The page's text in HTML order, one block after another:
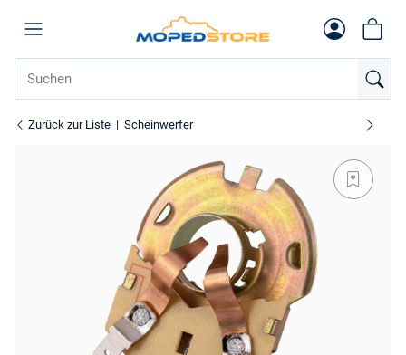
Zurück zur Liste Scheinwerfer